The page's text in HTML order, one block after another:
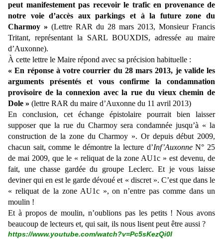
peut manifestement pas recevoir le trafic en provenance de
notre voie d’accès aux parkings et à la future zone du
Charmoy » (Lettre RAR du 28 mars 2013, Monsieur Francis
Tritant, représentant la SARL BOUXDIS, adressée au maire
d’Auxonne).
À cette lettre le Maire répond avec sa précision habituelle :
« En réponse à votre courrier du 28 mars 2013, je valide les
arguments présentés et vous confirme la condamnation
provisoire de la connexion avec la rue du vieux chemin de
Dole » (lettre RAR du maire d’Auxonne du 11 avril 2013)
En conclusion, cet échange épistolaire pourrait bien laisser
supposer que la rue du Charmoy sera condamnée jusqu’à « la
construction de la zone du Charmoy ». Or depuis début 2009,
chacun sait, comme le démontre la lecture d’Inf’AuxonneN° 25
de mai 2009, que le « reliquat de la zone AU1c » est devenu, de
fait, une chasse gardée du groupe Leclerc. Et je vous laisse
deviner qui en est le garde dévoué et « discret ». C’est que dans le
« reliquat de la zone AU1c », on n’entre pas comme dans un
moulin !
Et à propos de moulin, n’oublions pas les petits ! Nous avons
beaucoup de lecteurs et, qui sait, ils nous lisent peut être aussi ?
https://www.youtube.com/watch?v=Pc5sKezQi0I